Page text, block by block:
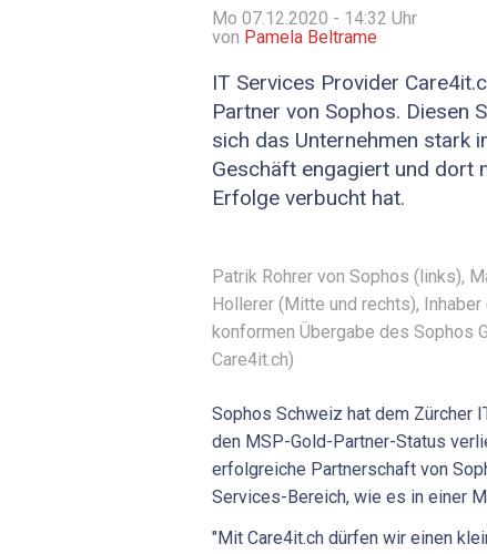
Mo 07.12.2020 - 14:32 Uhr
von Pamela Beltrame
IT Services Provider
Partner von Sophos. Diesen
sich das Unternehmen stark
Geschäft engagiert und dort
Erfolge verbucht hat.
Patrik Rohrer von Sophos (links),
Hollerer (Mitte und rechts),
konformen Übergabe des Sophos
Care4it.ch)
Sophos Schweiz hat dem Zürcher
den MSP-Gold-Partner-Status
erfolgreiche Partnerschaft von
Services-Bereich, wie es in einer
"Mit Care4it.ch dürfen wir einen